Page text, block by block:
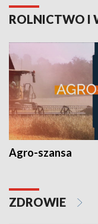
ROLNICTWO I
Agro-szansa
ZDROWIE